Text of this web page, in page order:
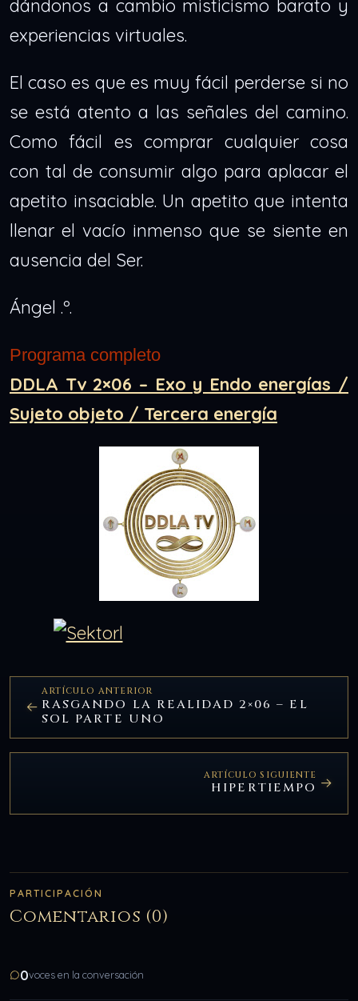
dándonos a cambio misticismo barato y
experiencias virtuales.
El caso es que es muy fácil perderse si no
se está atento a las señales del camino.
Como fácil es comprar cualquier cosa
con tal de consumir algo para aplacar el
apetito insaciable. Un apetito que intenta
llenar el vacío inmenso que se siente en
ausencia del Ser.
Ángel .º.
Programa completo
DDLA Tv 2×06 – Exo y Endo energías /
Sujeto objeto / Tercera energía
ARTÍCULO ANTERIOR
RASGANDO LA REALIDAD 2×06 – EL
SOL PARTE UNO
ARTÍCULO SIGUIENTE
HIPERTIEMPO
PARTICIPACIÓN
Comentarios (0)
0voces en la conversación